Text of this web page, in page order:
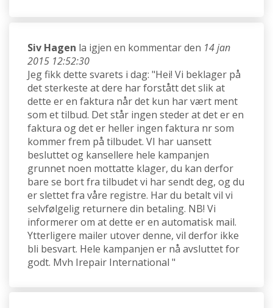
Siv Hagen la igjen en kommentar den 14 jan
2015 12:52:30
Jeg fikk dette svarets i dag: "Hei! Vi beklager på
det sterkeste at dere har forstått det slik at
dette er en faktura når det kun har vært ment
som et tilbud. Det står ingen steder at det er en
faktura og det er heller ingen faktura nr som
kommer frem på tilbudet. VI har uansett
besluttet og kansellere hele kampanjen
grunnet noen mottatte klager, du kan derfor
bare se bort fra tilbudet vi har sendt deg, og du
er slettet fra våre registre. Har du betalt vil vi
selvfølgelig returnere din betaling. NB! Vi
informerer om at dette er en automatisk mail.
Ytterligere mailer utover denne, vil derfor ikke
bli besvart. Hele kampanjen er nå avsluttet for
godt. Mvh Irepair International "